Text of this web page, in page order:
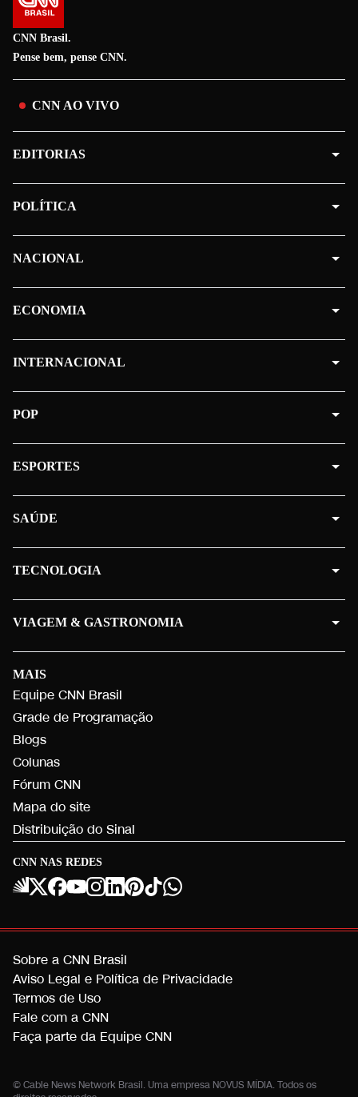
CNN Brasil.
Pense bem, pense CNN.
CNN AO VIVO
CNN NAS REDES
MAIS
Equipe CNN Brasil
Grade de Programação
Blogs
Colunas
Fórum CNN
Mapa do site
Distribuição do Sinal
EDITORIAS
POLÍTICA
NACIONAL
ECONOMIA
INTERNACIONAL
POP
ESPORTES
SAÚDE
TECNOLOGIA
VIAGEM & GASTRONOMIA
Sobre a CNN Brasil
Aviso Legal e Política de Privacidade
Termos de Uso
Fale com a CNN
Faça parte da Equipe CNN
© Cable News Network Brasil. Uma empresa NOVUS MÍDIA. Todos os